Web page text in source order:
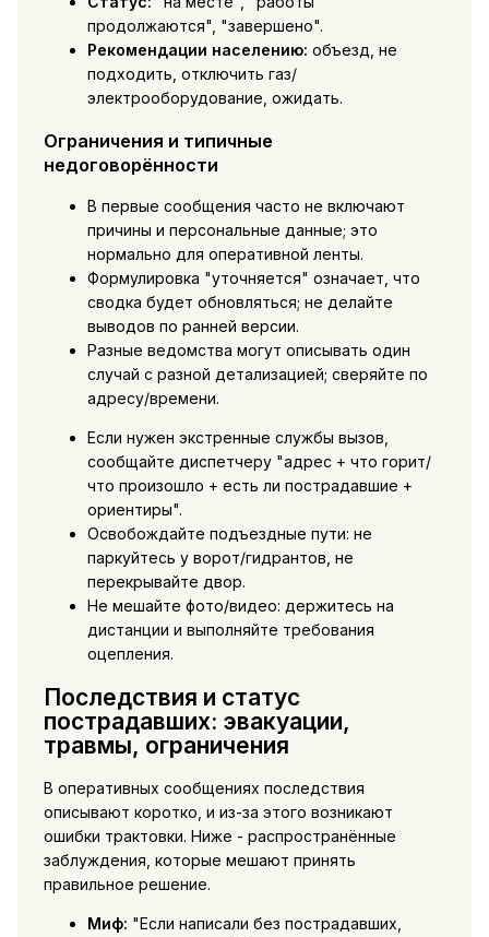
продолжаются", "завершено".
Рекомендации населению: объезд, не
подходить, отключить газ/
электрооборудование, ожидать.
Ограничения и типичные
недоговорённости
В первые сообщения часто не включают
причины и персональные данные; это
нормально для оперативной ленты.
Формулировка "уточняется" означает, что
сводка будет обновляться; не делайте
выводов по ранней версии.
Разные ведомства могут описывать один
случай с разной детализацией; сверяйте по
адресу/времени.
Если нужен экстренные службы вызов,
сообщайте диспетчеру "адрес + что горит/
что произошло + есть ли пострадавшие +
ориентиры".
Освобождайте подъездные пути: не
паркуйтесь у ворот/гидрантов, не
перекрывайте двор.
Не мешайте фото/видео: держитесь на
дистанции и выполняйте требования
оцепления.
Последствия и статус
пострадавших: эвакуации,
травмы, ограничения
В оперативных сообщениях последствия
описывают коротко, и из-за этого возникают
ошибки трактовки. Ниже - распространённые
заблуждения, которые мешают принять
правильное решение.
Миф: "Если написали без пострадавших,